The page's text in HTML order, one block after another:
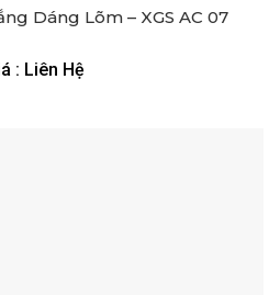
Dáng Lõm – XGS AC 07
: Liên Hệ